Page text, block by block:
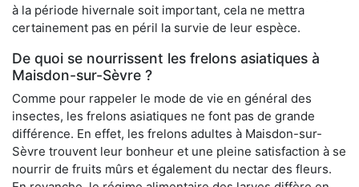
à la période hivernale soit important, cela ne mettra
certainement pas en péril la survie de leur espèce.
De quoi se nourrissent les frelons asiatiques à
Maisdon-sur-Sèvre ?
Comme pour rappeler le mode de vie en général des
insectes, les frelons asiatiques ne font pas de grande
différence. En effet, les frelons adultes à Maisdon-sur-
Sèvre trouvent leur bonheur et une pleine satisfaction à se
nourrir de fruits mûrs et également du nectar des fleurs.